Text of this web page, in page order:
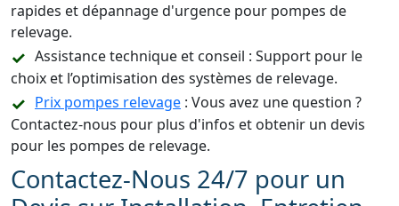
rapides et dépannage d'urgence pour pompes de
relevage.
Assistance technique et conseil : Support pour le
choix et l’optimisation des systèmes de relevage.
Prix pompes relevage : Vous avez une question ?
Contactez-nous pour plus d'infos et obtenir un devis
pour les pompes de relevage.
Contactez-Nous 24/7 pour un